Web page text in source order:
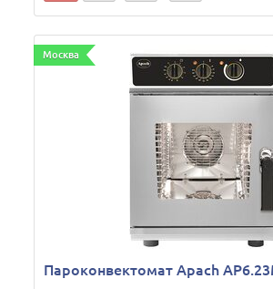
Москва
Пароконвектомат Apach